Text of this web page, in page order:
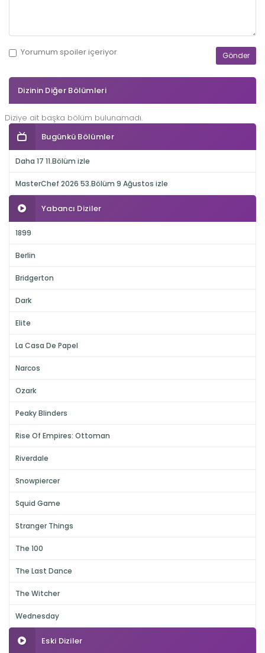
Yorumum spoileriçeriyor
Dizinin Diğer Bölümleri
Diziye ait başka bölüm bulunamadı.
Bugünkü Bölümler
Daha 17 11.Bölüm izle
MasterChef 2026 53.Bölüm 9 Ağustos izle
Yabancı Diziler
1899
Berlin
Bridgerton
Dark
Elite
La Casa De Papel
Narcos
Ozark
Peaky Blinders
Rise Of Empires: Ottoman
Riverdale
Snowpiercer
Squid Game
Stranger Things
The 100
The Last Dance
The Witcher
Wednesday
Eski Diziler